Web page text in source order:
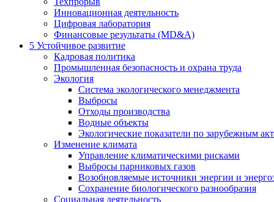
Инновационная деятельность
Цифровая лаборатория
Финансовые результаты (MD&A)
5 Устойчивое развитие
Кадровая политика
Промышленная безопасность и охрана труда
Экология
Система экологического менеджмента
Выбросы
Отходы производства
Водные объекты
Экологические показатели по зарубежным
Изменение климата
Управление климатическими рисками
Выбросы парниковых газов
Возобновляемые источники энергии и
Сохранение биологического разнообразия
Социальная деятельность